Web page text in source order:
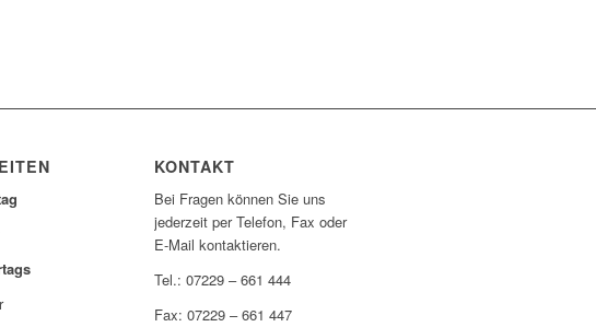
KONTAKT
Bei Fragen können Sie uns
jederzeit per Telefon, Fax oder
E-Mail kontaktieren.
Tel.: 07229 – 661 444
Fax: 07229 – 661 447